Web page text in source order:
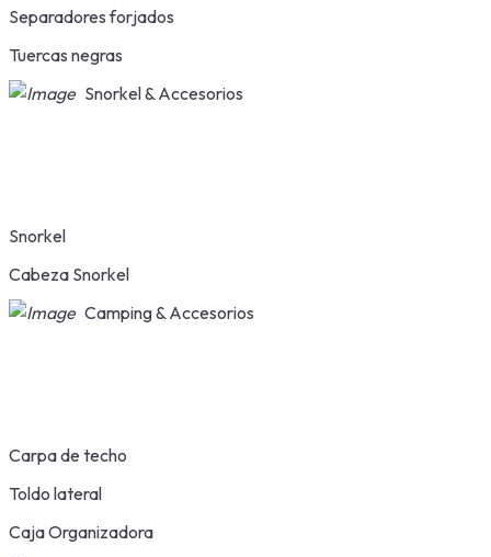
Separadores forjados
Tuercas negras
Snorkel & Accesorios
Snorkel
Cabeza Snorkel
Camping & Accesorios
Carpa de techo
Toldo lateral
Caja Organizadora